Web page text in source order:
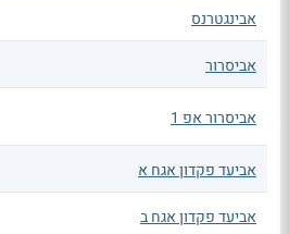
אבינגטרנס
אביסרור
אביסרור אפ 1
אביעד פקדון אגח א
אביעד פקדון אגח ב